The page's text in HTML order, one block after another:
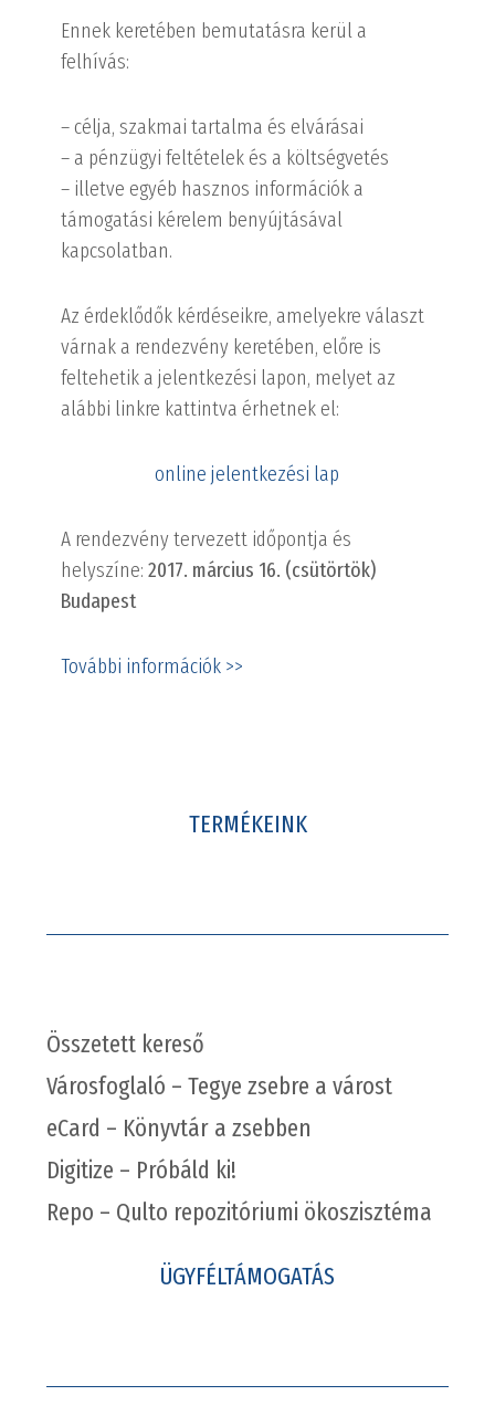
Ennek keretében bemutatásra kerül a
felhívás:
– célja, szakmai tartalma és elvárásai
– a pénzügyi feltételek és a költségvetés
– illetve egyéb hasznos információk a
támogatási kérelem benyújtásával
kapcsolatban.
Az érdeklődők kérdéseikre, amelyekre választ
várnak a rendezvény keretében, előre is
feltehetik a jelentkezési lapon, melyet az
alábbi linkre kattintva érhetnek el:
online jelentkezési lap
A rendezvény tervezett időpontja és
helyszíne:2017. március 16. (csütörtök)
Budapest
További információk >>
TERMÉKEINK
Összetett kereső
Városfoglaló – Tegye zsebre a várost
eCard – Könyvtár a zsebben
Digitize – Próbáld ki!
Repo – Qulto repozitóriumi ökoszisztéma
ÜGYFÉLTÁMOGATÁS